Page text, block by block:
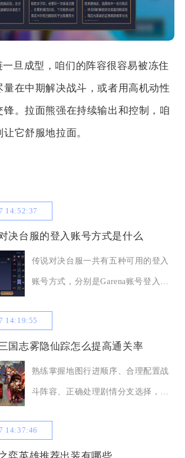
旦成型，咱们的阵容很容易被冻住
量在中期解决战斗，或者用高机动性
锋。拉面熊强在持续输出和控制，咱
它舒服地拉面。
14:52:37
决台服的登入账号方式是什么
传说对决台服一共有五种可用的登入
账号方式，分别是Garena账号登入、
14:19:55
国志雾隐仙踪怎么提高通关率
熟练掌握地图行进顺序、合理配置战
斗阵容、正确处理剧情分支选择，能
14:37:46